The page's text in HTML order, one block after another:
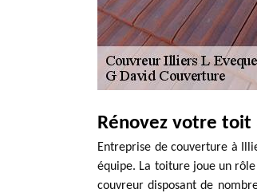
Rénovez votre toit
Entreprise de couverture à
équipe. La toiture joue un
couvreur disposant de